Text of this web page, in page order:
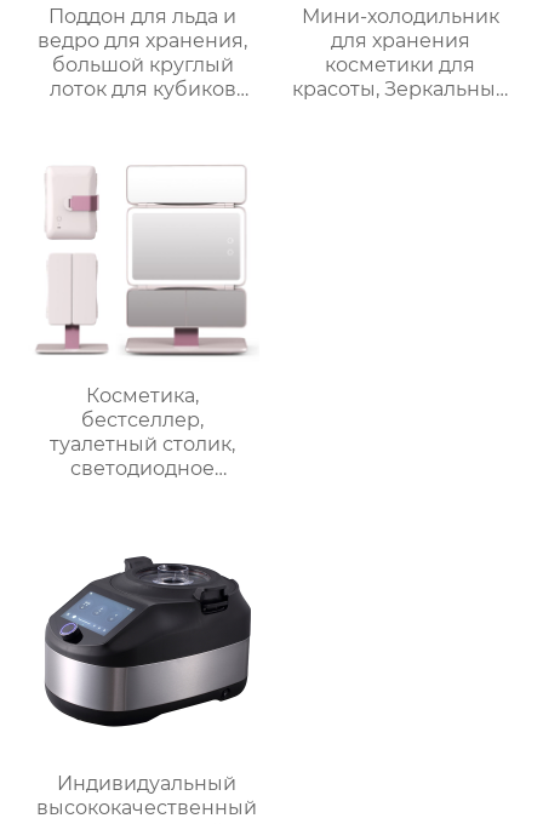
Поддон для льда и
ведро для хранения,
большой круглый
лоток для кубиков
изготовленный на
Мини-холодильник
для хранения
косметики для
красоты, Зеркальный
Косметика,
бестселлер,
туалетный столик,
светодиодное
увеличительное
зеркало для макияжа
с подсветкой
Индивидуальный
высококачественный